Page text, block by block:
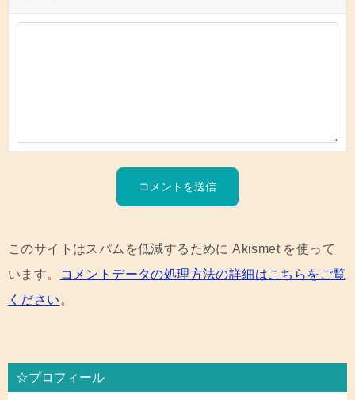
このサイトはスパムを低減するために Akismet を使って
います。
コメントデータの処理方法の詳細はこちらをご覧
ください。
☆プロフィール